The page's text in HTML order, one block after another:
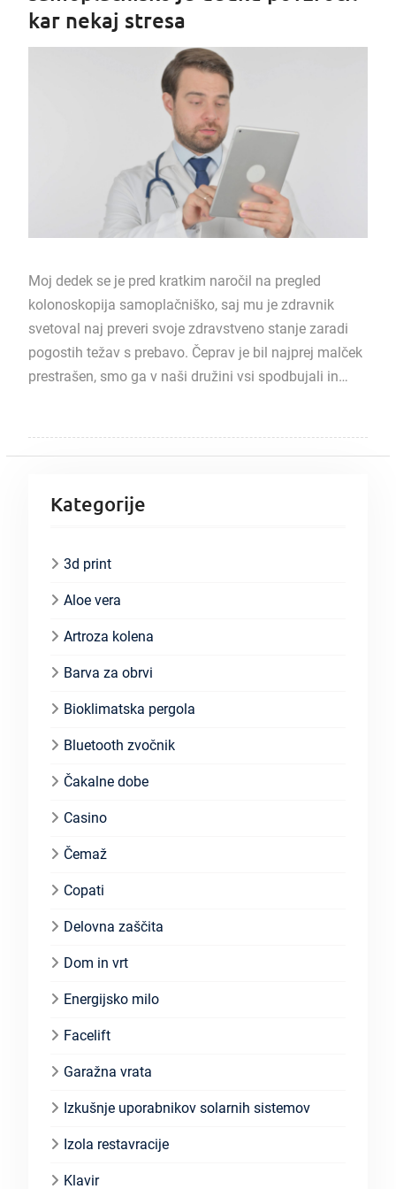
kar nekaj stresa
Moj dedek se je pred kratkim naročil na pregled
kolonoskopija samoplačniško, saj mu je zdravnik
svetoval naj preveri svoje zdravstveno stanje zaradi
pogostih težav s prebavo. Čeprav je bil najprej malček
prestrašen, smo ga v naši družini vsi spodbujali in…
Kategorije
3d print
Aloe vera
Artroza kolena
Barva za obrvi
Bioklimatska pergola
Bluetooth zvočnik
Čakalne dobe
Casino
Čemaž
Copati
Delovna zaščita
Dom in vrt
Energijsko milo
Facelift
Garažna vrata
Izkušnje uporabnikov solarnih sistemov
Izola restavracije
Klavir